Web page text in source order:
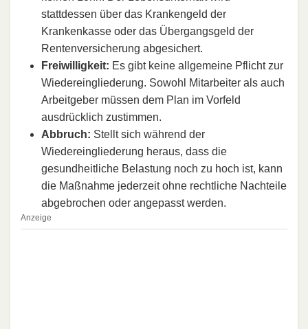
stattdessen über das Krankengeld der
Krankenkasse oder das Übergangsgeld der
Rentenversicherung abgesichert.
Freiwilligkeit: Es gibt keine allgemeine Pflicht zur
Wiedereingliederung. Sowohl Mitarbeiter als auch
Arbeitgeber müssen dem Plan im Vorfeld
ausdrücklich zustimmen.
Abbruch: Stellt sich während der
Wiedereingliederung heraus, dass die
gesundheitliche Belastung noch zu hoch ist, kann
die Maßnahme jederzeit ohne rechtliche Nachteile
abgebrochen oder angepasst werden.
Anzeige